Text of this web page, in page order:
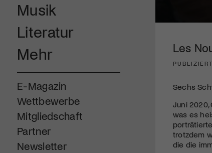
Musik
Literatur
Mehr
E-Magazin
Wettbewerbe
Mitgliedschaft
Partner
Newsletter
Les
Sechs
Juni 2020,
was es
trotzdem
die die